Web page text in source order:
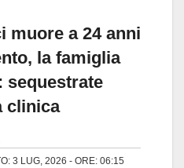
muore a 24 anni
la famiglia
sequestrate
clinica
3 LUG, 2026 - ORE: 06:15